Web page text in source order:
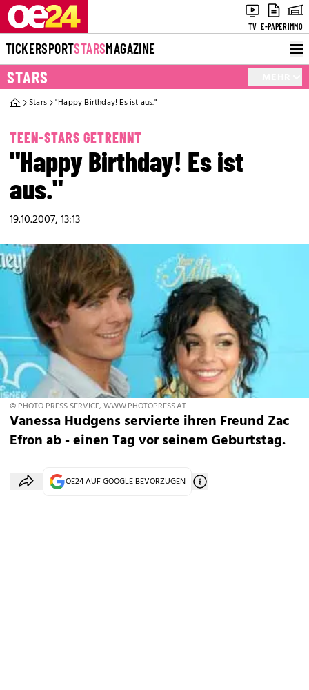
TV E-PAPERIMMO
TICKERSPORTSTARSMAGAZINE
STARS
Stars "Happy Birthday! Es ist aus."
TEEN-STARS GETRENNT
"Happy Birthday! Es ist
aus."
19.10.2007, 13:13
© PHOTO PRESS SERVICE, WWW.PHOTOPRESS.AT
Vanessa Hudgens servierte ihren Freund Zac
Efron ab - einen Tag vor seinem Geburtstag.
OE24 AUF GOOGLE BEVORZUGEN